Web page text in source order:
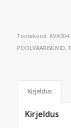
Tootekood:
POOLVÄÄRISKIVID,
Kirjeldus
Kirjeldus